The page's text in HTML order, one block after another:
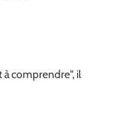
à comprendre", il